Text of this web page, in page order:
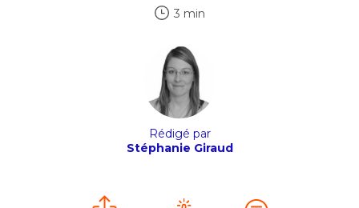
3 min
Rédigé par
Stéphanie Giraud